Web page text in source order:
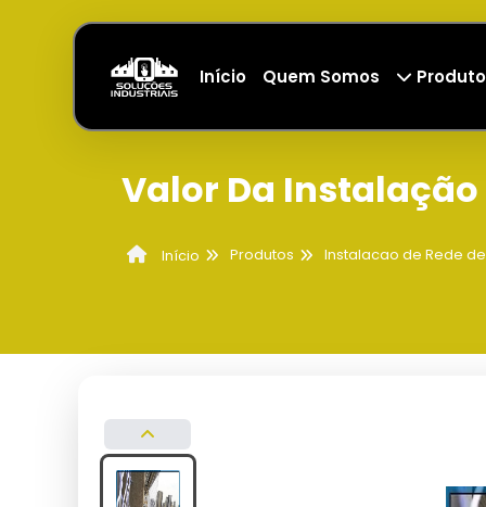
Início Quem Somos
Valor Da Instalação
Início Produtos Instalacao de Rede